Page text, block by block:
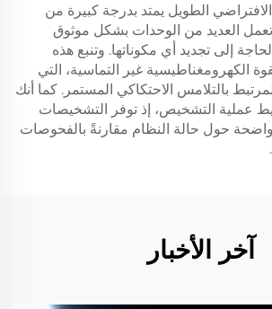
الطويل يمتد بدرجة كبيرة من
تعمل العديد من الوحدات بشكل موثوق
إلى تجديد أي مكوناتها. وتنبع هذه
الكهرومغناطيسية غير التماسية، التي
بالتلامس الاحتكاكي المستمر. كما أنك
عملية التشخيص، إذ توفر التشخيصات
واضحة حول حالة النظام مقارنةً بالفحوصات
آخر الأخبار